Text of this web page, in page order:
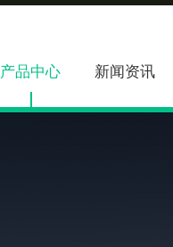
产品中心 新闻资讯